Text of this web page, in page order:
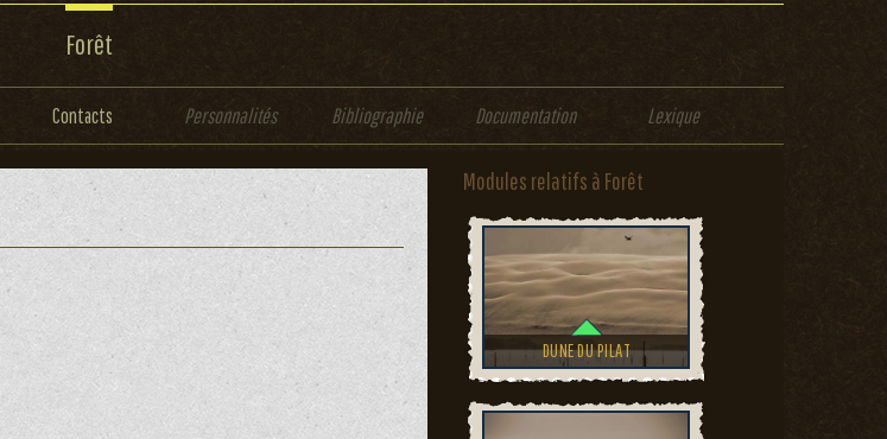
Forêt
Contacts Personnalités Bibliographie Documentation Lexique
Modules relatifs à Forêt
DUNE DU PILAT